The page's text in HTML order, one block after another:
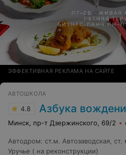
ЭФФЕКТИВНАЯ РЕКЛАМА НА САЙТЕ
АВТОШКОЛА
4.8 Азбука
Минск, пр-т Дзержинского, 69/2
Автодром: ст.м. Автозаводская,
Уручье ( на реконструкции)